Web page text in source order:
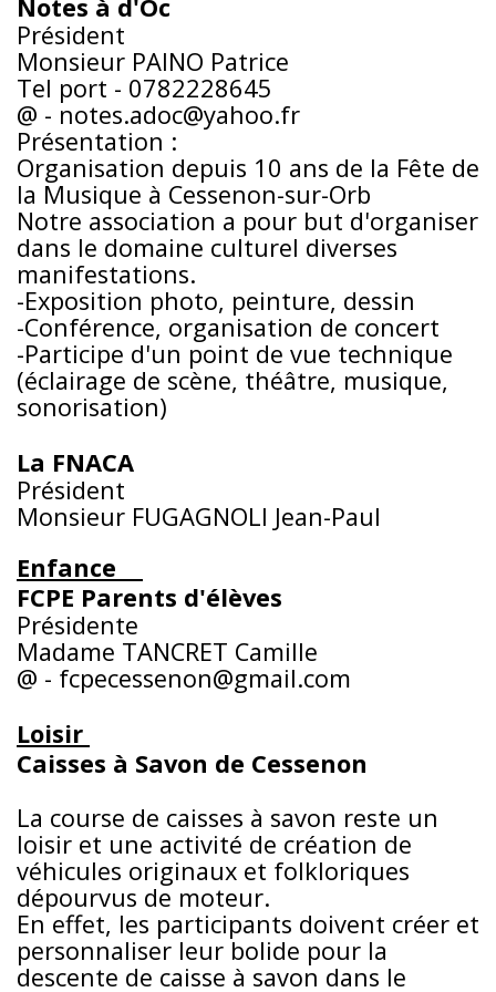
Notes à d'Oc
Président
Monsieur PAINO Patrice
Tel port - 0782228645
@ - notes.adoc@yahoo.fr
Présentation :
Organisation depuis 10 ans de la Fête de
la Musique à Cessenon-sur-Orb
Notre association a pour but d'organiser
dans le domaine culturel diverses
manifestations.
-Exposition photo, peinture, dessin
-Conférence, organisation de concert
-Participe d'un point de vue technique
(éclairage de scène, théâtre, musique,
sonorisation)
La FNACA
Président
Monsieur FUGAGNOLI Jean-Paul
Enfance
FCPE Parents d'élèves
Présidente
Madame TANCRET Camille
@ - fcpecessenon@gmail.com
Loisir
Caisses à Savon de Cessenon
La course de caisses à savon reste un
loisir et une activité de création de
véhicules originaux et folkloriques
dépourvus de moteur.
En effet, les participants doivent créer et
personnaliser leur bolide pour la
descente de caisse à savon dans le